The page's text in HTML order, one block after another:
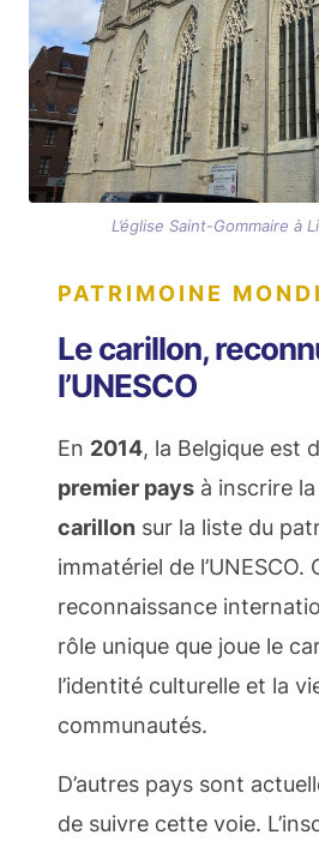
L’église Saint-Gommaire à
PATRIMOINE
Le carillon,
l’UNESCO
En 2014, la Belgique est
premier pays à inscrire la
carillon sur la liste du
immatériel de l’UNESCO.
reconnaissance
rôle unique que joue le
l’identité culturelle et la
communautés.
D’autres pays sont
de suivre cette voie.